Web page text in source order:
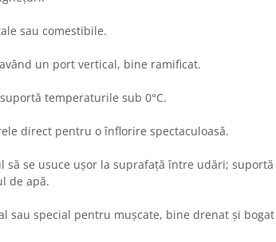
sau comestibile.
un port vertical, bine ramificat.
temperaturile sub 0°C.
direct pentru o înflorire spectaculoasă.
să se usuce ușor la suprafață între udări; suportă
de apă.
sau special pentru mușcate, bine drenat și bogat